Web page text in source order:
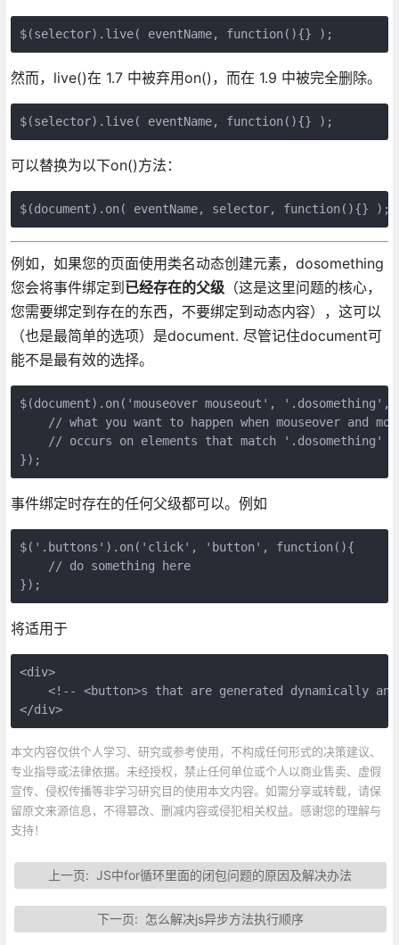
然而，live()在 1.7 中被弃用on()，而在 1.9 中被完全删除。
可以替换为以下on()方法：
例如，如果您的页面使用类名动态创建元素，dosomething
您会将事件绑定到已经存在的父级（这是这里问题的核心，
您需要绑定到存在的东西，不要绑定到动态内容），这可以
（也是最简单的选项）是document. 尽管记住document可
能不是最有效的选择。
$(document).on('mouseover mouseout',
// what you want to happen when mouseover and
    // occurs on elements that match '.dosomething'
事件绑定时存在的任何父级都可以。例如
$('.buttons').on('click', 'button', function(){
    // do something here
将适用于
<div>
<!-- <button>s that are generated dynamically
</div>
本文内容仅供个人学习、研究或参考使用，不构成任何形式的决策建议、
专业指导或法律依据。未经授权，禁止任何单位或个人以商业售卖、虚假
宣传、侵权传播等非学习研究目的使用本文内容。如需分享或转载，请保
留原文来源信息，不得篡改、删减内容或侵犯相关权益。感谢您的理解与
支持！
上一页:JS中for循环里面的闭包问题的原因及解决办法
下一页: 怎么解决js异步方法执行顺序